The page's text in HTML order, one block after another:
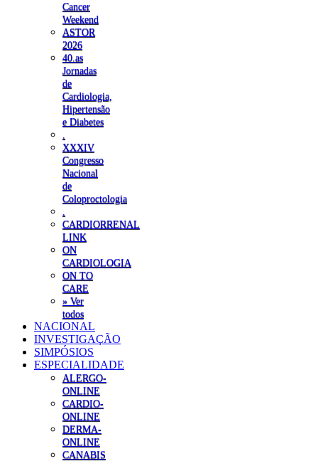
Cancer
Weekend
ASTOR
2026
40.as
Jornadas
de
Cardiologia,
Hipertensão
e Diabetes
XXXIV
Congresso
Nacional
de
Coloproctologia
CARDIORRENAL
LINK
ON
CARDIOLOGIA
ON TO
CARE
» Ver
todos
NACIONAL
INVESTIGAÇÃO
SIMPÓSIOS
ESPECIALIDADE
ALERGO-
ONLINE
CARDIO-
ONLINE
DERMA-
ONLINE
CANABIS